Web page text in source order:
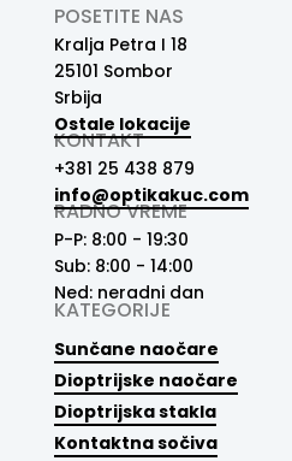
POSETITE NAS
Kralja Petra I 18
25101 Sombor
Srbija
Ostale lokacije
KONTAKT
+381 25 438 879
info@optikakuc.com
RADNO VREME
P-P: 8:00 - 19:30
Sub: 8:00 - 14:00
Ned: neradni dan
KATEGORIJE
Sunčane naočare
Dioptrijske naočare
Dioptrijska stakla
Kontaktna sočiva